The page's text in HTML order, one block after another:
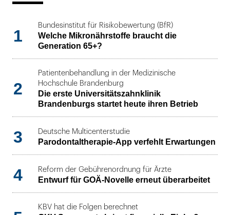
1
Bundesinstitut für Risikobewertung (BfR)
Welche Mikronährstoffe braucht die
Generation 65+?
2
Patientenbehandlung in der Medizinische
Hochschule Brandenburg
Die erste Universitätszahnklinik
Brandenburgs startet heute ihren Betrieb
3 Deutsche Multicenterstudie
Parodontaltherapie-App verfehlt Erwartungen
4 Reform der Gebührenordnung für Ärzte
Entwurf für GOÄ-Novelle erneut überarbeitet
KBV hat die Folgen berechnet